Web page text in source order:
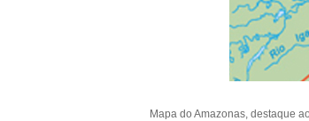
Mapa do Amazonas, destaque